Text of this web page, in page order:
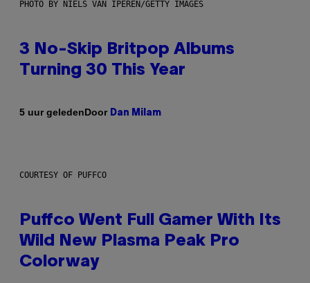
PHOTO BY NIELS VAN IPEREN/GETTY IMAGES
3 No-Skip Britpop Albums
Turning 30 This Year
5 uur geledenDoor Dan Milam
COURTESY OF PUFFCO
Puffco Went Full Gamer With Its
Wild New Plasma Peak Pro
Colorway